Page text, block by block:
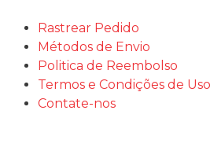
Rastrear Pedido
Métodos de Envio
Politica de Reembolso
Termos e Condições de Uso
Contate-nos